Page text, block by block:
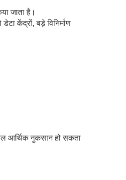
जाता है।
केंद्रों, बड़े विनिर्माण
आर्थिक नुकसान हो सकता